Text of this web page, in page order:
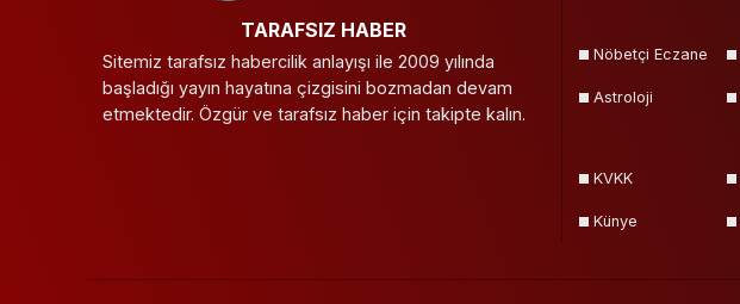
TARAFSIZ HABER
Sitemiz tarafsız habercilik anlayışı ile 2009 yılında
başladığı yayın hayatına çizgisini bozmadan devam
etmektedir. Özgür ve tarafsız haber için takipte kalın.
Nöbetçi Eczane
Astroloji
KVKK
Künye